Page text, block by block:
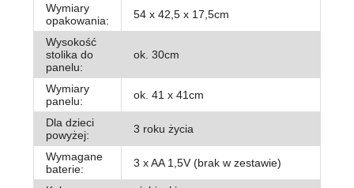
Wymiary
opakowania:
54 x 42,5 x 17,5cm
Wysokość
stolika do
panelu:
ok. 30cm
Wymiary
panelu:
ok. 41 x 41cm
Dla dzieci
powyżej:
3 roku życia
Wymagane
baterie:
3 x AA 1,5V (brak w zestawie)